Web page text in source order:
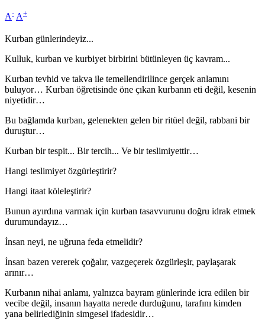
A- A+
Kurban günlerindeyiz...
Kulluk, kurban ve kurbiyet birbirini bütünleyen üç kavram...
Kurban tevhid ve takva ile temellendirilince gerçek anlamını
buluyor… Kurban öğretisinde öne çıkan kurbanın eti değil, kesenin
niyetidir…
Bu bağlamda kurban, gelenekten gelen bir ritüel değil, rabbani bir
duruştur…
Kurban bir tespit... Bir tercih... Ve bir teslimiyettir…
Hangi teslimiyet özgürleştirir?
Hangi itaat köleleştirir?
Bunun ayırdına varmak için kurban tasavvurunu doğru idrak etmek
durumundayız…
İnsan neyi, ne uğruna feda etmelidir?
İnsan bazen vererek çoğalır, vazgeçerek özgürleşir, paylaşarak
arınır…
Kurbanın nihai anlamı, yalnızca bayram günlerinde icra edilen bir
vecibe değil, insanın hayatta nerede durduğunu, tarafını kimden
yana belirlediğinin simgesel ifadesidir…